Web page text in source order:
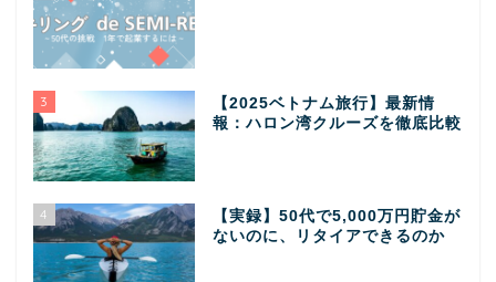
3
【2025ベトナム旅行】最新情
報：ハロン湾クルーズを徹底比較
4
【実録】50代で5,000万円貯金が
ないのに、リタイアできるのか